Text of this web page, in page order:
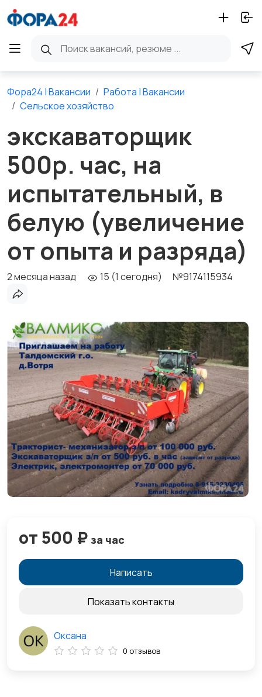
Фора24 | Вакансии
Работа | Вакансии
Сельское хозяйство
экскаваторщик
500р. час, на
испытательный, в
белую (увеличение
от опыта и разряда)
2 месяца назад 15 (1 сегодня) №9174115934
от 500 ₽ за час
Написать
Показать контакты
Оксана
0 отзывов